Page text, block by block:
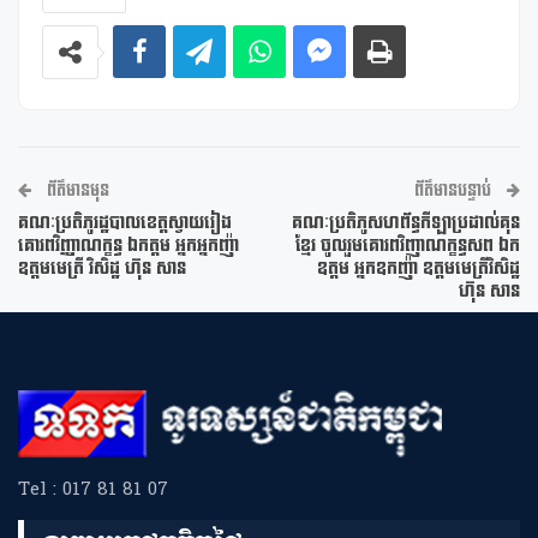
ព័ត៌មានមុន
គណៈប្រតិភូរដ្ឋបាលខេត្តស្វាយរៀង
គោរពវិញ្ញាណក្ខន្ធ ឯកត្តម អ្នកអ្នកញ៉ា
ឧត្តមមេត្រី វិសិដ្ឋ ហ៊ុន សាន
ព័ត៌មានបន្ទាប់
គណៈប្រតិភូសហព័ន្ធកីឡាប្រដាល់គុន
ខ្មែរ ចូលរួមគោរពវិញាណក្ខន្ធសព ឯក
ឧត្តម អ្នកឧកញ៉ា ឧត្តមមេត្រីវិសិដ្ឋ
ហ៊ុន សាន
Tel : 017 81 81 07